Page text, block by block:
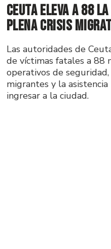
Ceuta eleva a 88
plena crisis
Las autoridades de
de víctimas fatales a 88
operativos de
migrantes y la
ingresar a la ciudad.